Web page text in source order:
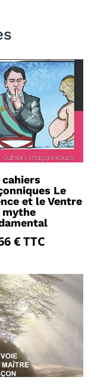
cahiers
Le
et le Ventre
mythe
€TTC